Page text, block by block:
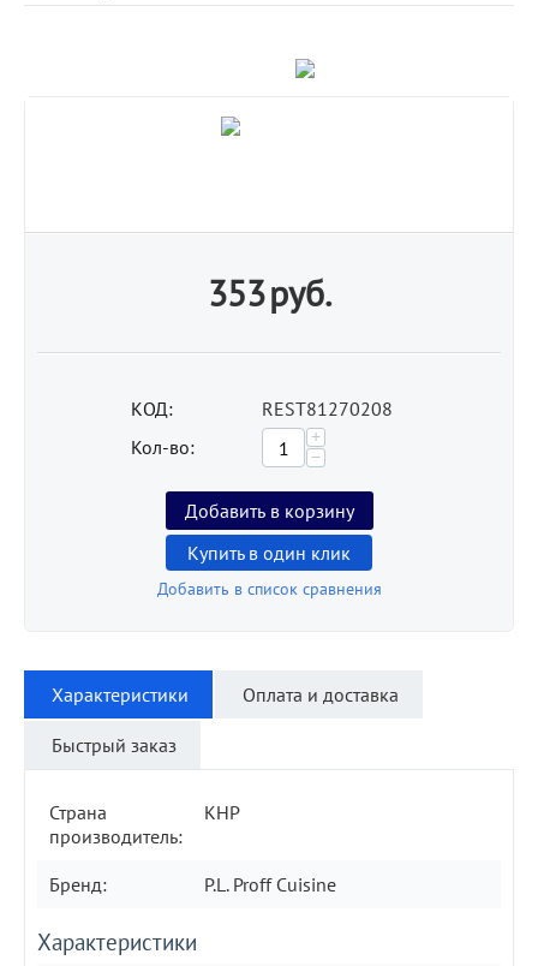
353руб.
КОД:
REST81270208
Кол-во:
+
−
Добавить в корзину
Купить в один клик
Добавить в список сравнения
Характеристики Оплата и доставка
Быстрый заказ
Страна
производитель:
КНР
Бренд: P.L. Proff Cuisine
Характеристики